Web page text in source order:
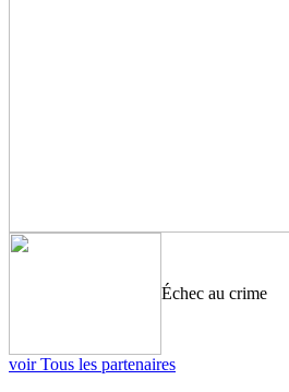
Échec au crime
voir Tous les partenaires